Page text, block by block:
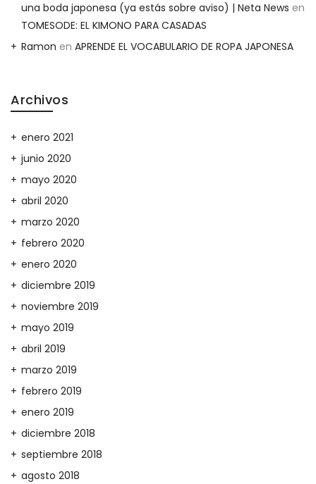
una boda japonesa (ya estás sobre aviso) | Neta News en
TOMESODE: EL KIMONO PARA CASADAS
Ramon en APRENDE EL VOCABULARIO DE ROPA JAPONESA
Archivos
enero 2021
junio 2020
mayo 2020
abril 2020
marzo 2020
febrero 2020
enero 2020
diciembre 2019
noviembre 2019
mayo 2019
abril 2019
marzo 2019
febrero 2019
enero 2019
diciembre 2018
septiembre 2018
agosto 2018